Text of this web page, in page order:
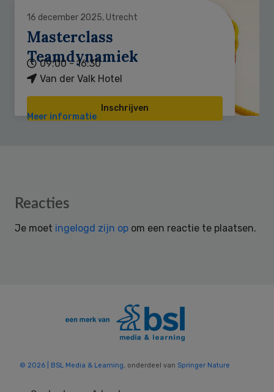
16 december 2025, Utrecht
Masterclass
Teamdynamiek
09:00 - 16:30
Van der Valk Hotel
Inschrijven
Meer informatie
Reader
Reacties
Je moet ingelogd zijn op om een reactie te plaatsen.
© 2026 | BSL Media & Learning, onderdeel van Springer Nature